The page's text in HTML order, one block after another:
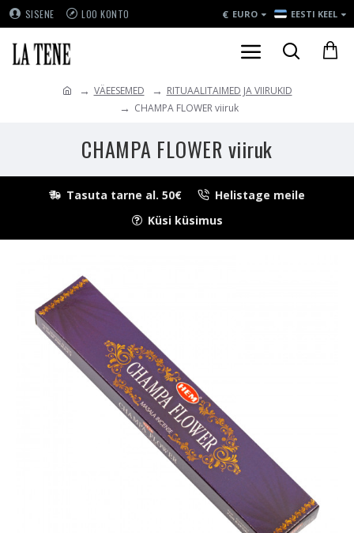
SISENE LOO KONTO € EURO EESTI KEEL
VÄEESEMED
RITUAALITAIMED JA VIIRUKID
CHAMPA FLOWER viiruk
CHAMPA FLOWER viiruk
Tasuta tarne al. 50€
Helistage meile
Küsi küsimus